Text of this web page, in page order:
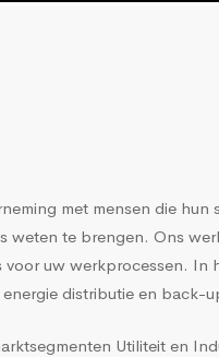
met mensen die
weten te brengen. Ons
voor uw werkprocessen.
distributie en back-
Utiliteit en